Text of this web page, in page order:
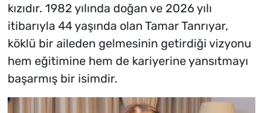
kızıdır. 1982 yılında doğan ve 2026 yılı
itibarıyla 44 yaşında olan Tamar Tanrıyar,
köklü bir aileden gelmesinin getirdiği vizyonu
hem eğitimine hem de kariyerine yansıtmayı
başarmış bir isimdir.